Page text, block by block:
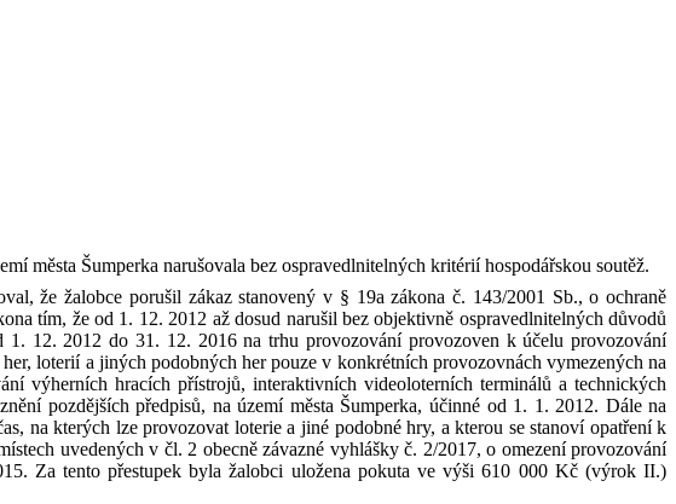
města Šumperka narušovala bez ospravedlnitelných kritérií hospodářskou soutěž.
,že žalobce porušil zákaz stanovený v § 19azákona č. 143/2001 Sb., oochraně
tím, žeod 1. 12. 2012 až dosud narušil bezobjektivně ospravedlnitelných důvodů
1. 12. 2012 do 31. 12. 2016na trhu provozování provozoven kúčelu provozování
her,loteriía jiných podobných herpouze v konkrétních provozovnách vymezených na
výherních hracích přístrojů,interaktivních videoloterních terminálů atechnických
znění pozdějších předpisů, na území města Šumperka, účinnéod 1. 1. 2012. Dále na
, na kterých lze provozovat loterieajiné podobné hry, akterou sestanoví opatřeník
uvedených v čl. 2 obecně závazné vyhláškyč. 2/2017, o omezení provozování
. Za tento přestupek byla žalobci uložena pokuta ve výši 610 000 Kč (výrok II.)